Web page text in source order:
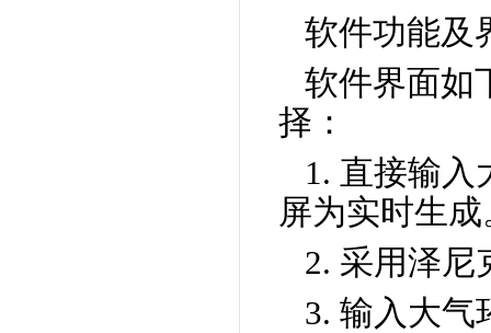
软件功能及
软件界面如
择：
1. 直接输入
屏为实时生成
2. 采用泽尼
3. 输入大气